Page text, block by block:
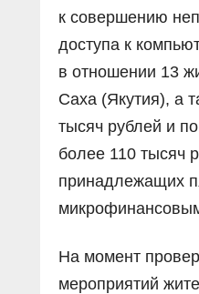
к совершению
доступа к
в отношении 13
Саха (Якутия), а
тысяч рублей и
более 110 тысяч
принадлежащих
На момент
мероприятий